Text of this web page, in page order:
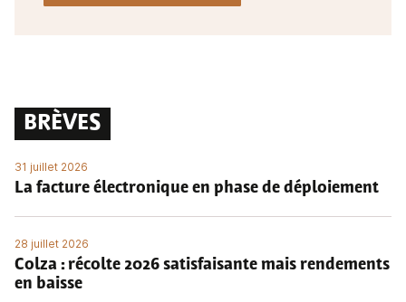
BRÈVES
31 juillet 2026
La facture électronique en phase de déploiement
28 juillet 2026
Colza : récolte 2026 satisfaisante mais rendements
en baisse